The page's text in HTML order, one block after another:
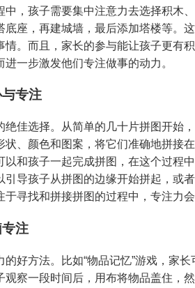
中，孩子需要集中注意力去选择积木
底座，再建城墙，最后添加塔楼等。
情。而且，家长的参与能让孩子更有
一步激发他们专注做事的动力。
专注
绝佳选择。从简单的几十片拼图开始
状、颜色和图案，将它们准确地拼接
以和孩子一起完成拼图，在这个过程
引导孩子从拼图的边缘开始拼起，或
于寻找和拼接拼图的过程中，专注力
注
好方法。比如“物品记忆”游戏，家
观察一段时间后，用布将物品盖住，